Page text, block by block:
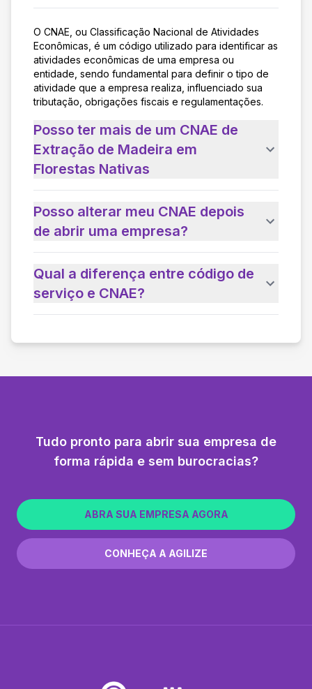
O CNAE, ou Classificação Nacional de Atividades
Econômicas, é um código utilizado para identificar as
atividades econômicas de uma empresa ou
entidade, sendo fundamental para definir o tipo de
atividade que a empresa realiza, influenciado sua
tributação, obrigações fiscais e regulamentações.
Posso ter mais de um CNAE de
Extração de Madeira em
Florestas Nativas
Posso alterar meu CNAE depois
de abrir uma empresa?
Qual a diferença entre código de
serviço e CNAE?
Tudo pronto para abrir sua empresa de
forma rápida e sem burocracias?
ABRA SUA EMPRESA AGORA
CONHEÇA A AGILIZE